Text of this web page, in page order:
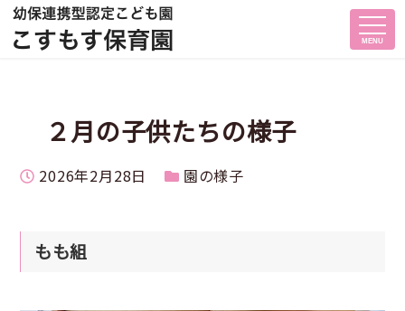
MENU
２月の子供たちの様子
投稿日
2026年2月28日 カテゴリー
園の様子
もも組